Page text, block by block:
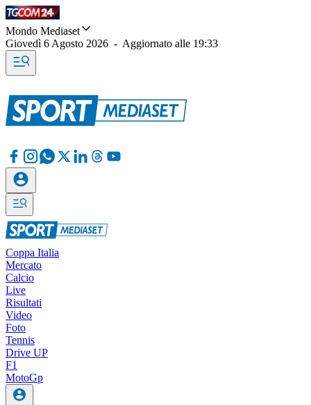
Mondo Mediaset
Giovedì 6 Agosto 2026 - Aggiornato alle 19:33
Coppa Italia
Mercato
Calcio
Live
Risultati
Video
Foto
Tennis
Drive UP
F1
MotoGp